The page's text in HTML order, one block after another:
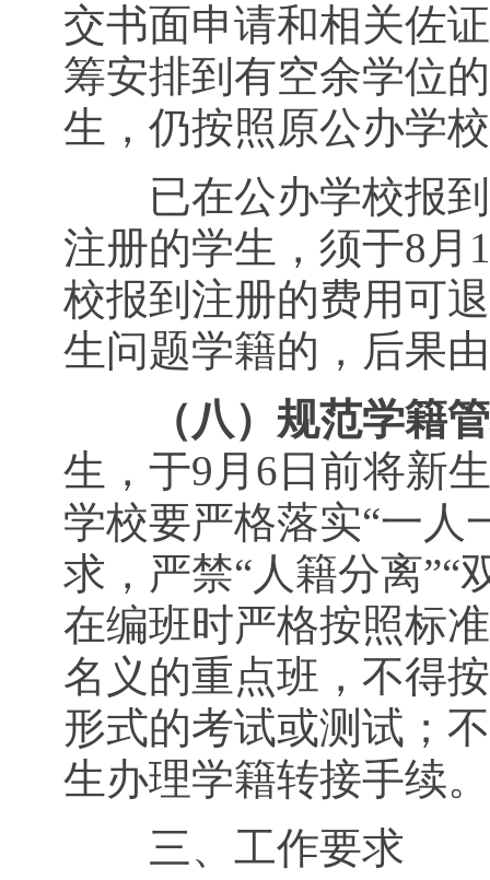
交书面申请和相关佐
筹安排到有空余学位
生，仍按照原公办学
已在公办学校报到
注册的学生，须于8月
校报到注册的费用可
生问题学籍的，后果
（八）规范学籍
生，于9月6日前将新
学校要严格落实“一人
求，严禁“人籍分离”“
在编班时严格按照标
名义的重点班，不得
形式的考试或测试；
生办理学籍转接手续。
三、工作要求